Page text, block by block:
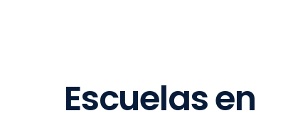
Escuelas en